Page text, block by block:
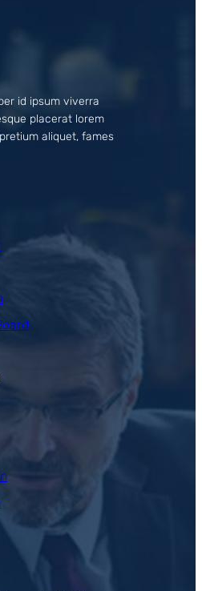
id ipsum viverra
placerat lorem
aliquet, fames